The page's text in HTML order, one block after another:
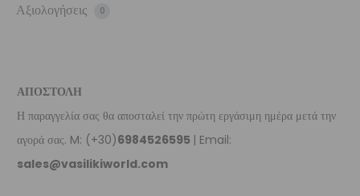
Αξιολογήσεις 0
ΑΠΟΣΤΟΛΗ
Η παραγγελία σας θα αποσταλεί την πρώτη εργάσιμη ημέρα μετά την
αγορά σας. M: (+30)6984526595 | Email:
sales@vasilikiworld.com